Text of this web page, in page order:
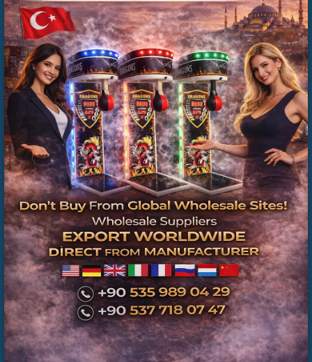
Boks Makinesi Dış Topu Fiyatları